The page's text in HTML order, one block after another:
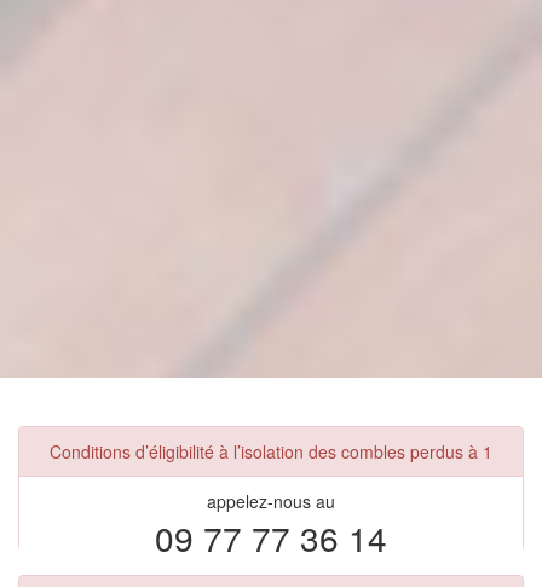
Conditions d’éligibilité à l’isolation des combles perdus à 1
appelez-nous au
09 77 77 36 14